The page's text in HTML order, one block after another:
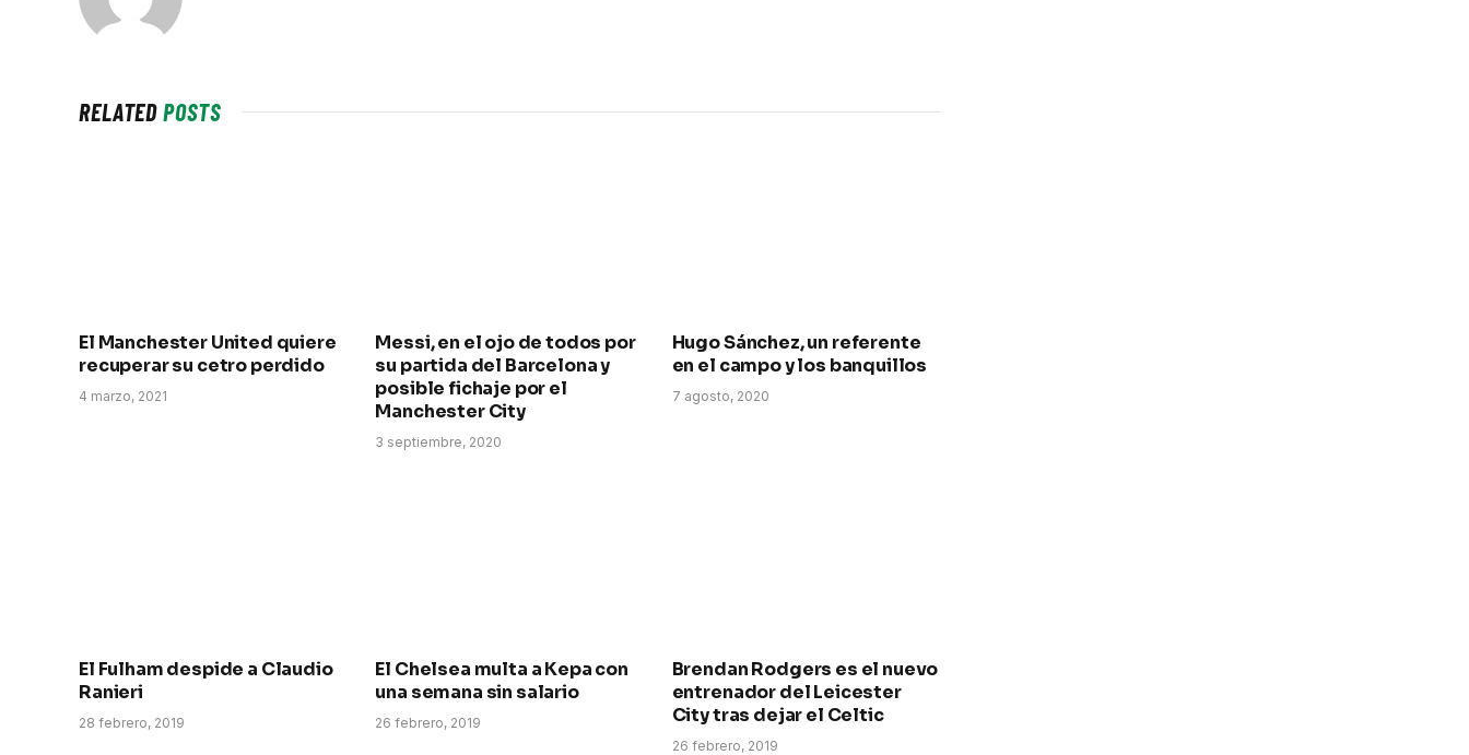
RELATEDPOSTS
El Manchester United quiere
recuperar su cetro perdido
4 marzo, 2021
Messi, en el ojo de todos por
su partida del Barcelona y
posible fichaje por el
Manchester City
3 septiembre, 2020
Hugo Sánchez, un referente
en el campo y los banquillos
7 agosto, 2020
El Fulham despide a Claudio
Ranieri
28 febrero, 2019
El Chelsea multa a Kepa con
una semana sin salario
26 febrero, 2019
Brendan Rodgers es el nuevo
entrenador del Leicester
City tras dejar el Celtic
26 febrero, 2019